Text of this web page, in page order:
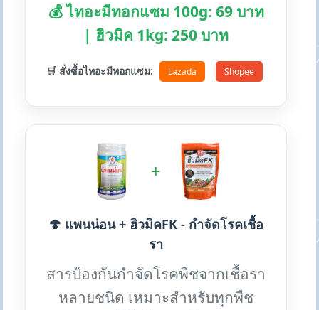
💰 ไทอะมีทอกแซม 100g: 69 บาท
| ฮิวมิค 1kg: 250 บาท
🛒 สั่งซื้อไทอะมีทอกแซม: Lazada Shopee
+
🍄 แพนน่อน + ฮิวมิคFK - กำจัดโรคเชื้อ
รา
สารป้องกันกำจัดโรคพืชจากเชื้อรา
หลายชนิด เหมาะสำหรับทุกพืช